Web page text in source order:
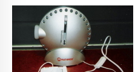
Routebeschrijving
Contact